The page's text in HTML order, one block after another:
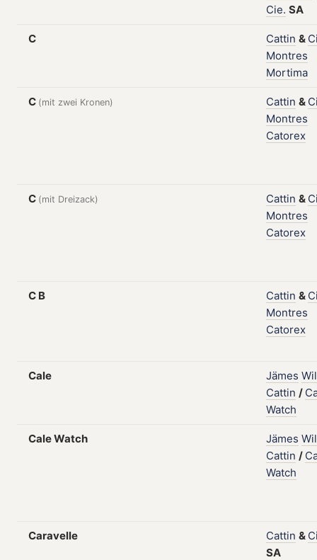
Cie. SA
C Cattin &
Montres
Mortima
C (mit zwei Kronen) Cattin &
Montres
Catorex
C (mit Dreizack) Cattin &
Montres
Catorex
C B Cattin &
Montres
Catorex
Cale Jämes
Cattin /
Watch
Cale Watch Jämes
Cattin /
Watch
Caravelle Cattin &
SA